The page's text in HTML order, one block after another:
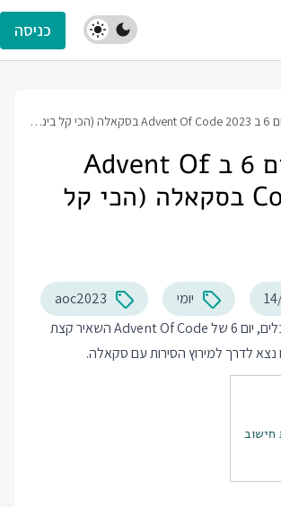
כניסה
פיתרון יום 6 ב Advent Of Code 2023 בסקאלה (הכי קל בינתיים)
פיתרון יום 6 ב Advent Of
Code 2023 בסקאלה (הכי קל
יומי
aoc2023
אחרי 5 ימים מבלבלים, יום 6 של Advent Of Code השאיר קצת
נצא לדרך למירוץ הסירות עם סקאלה.
חישוב